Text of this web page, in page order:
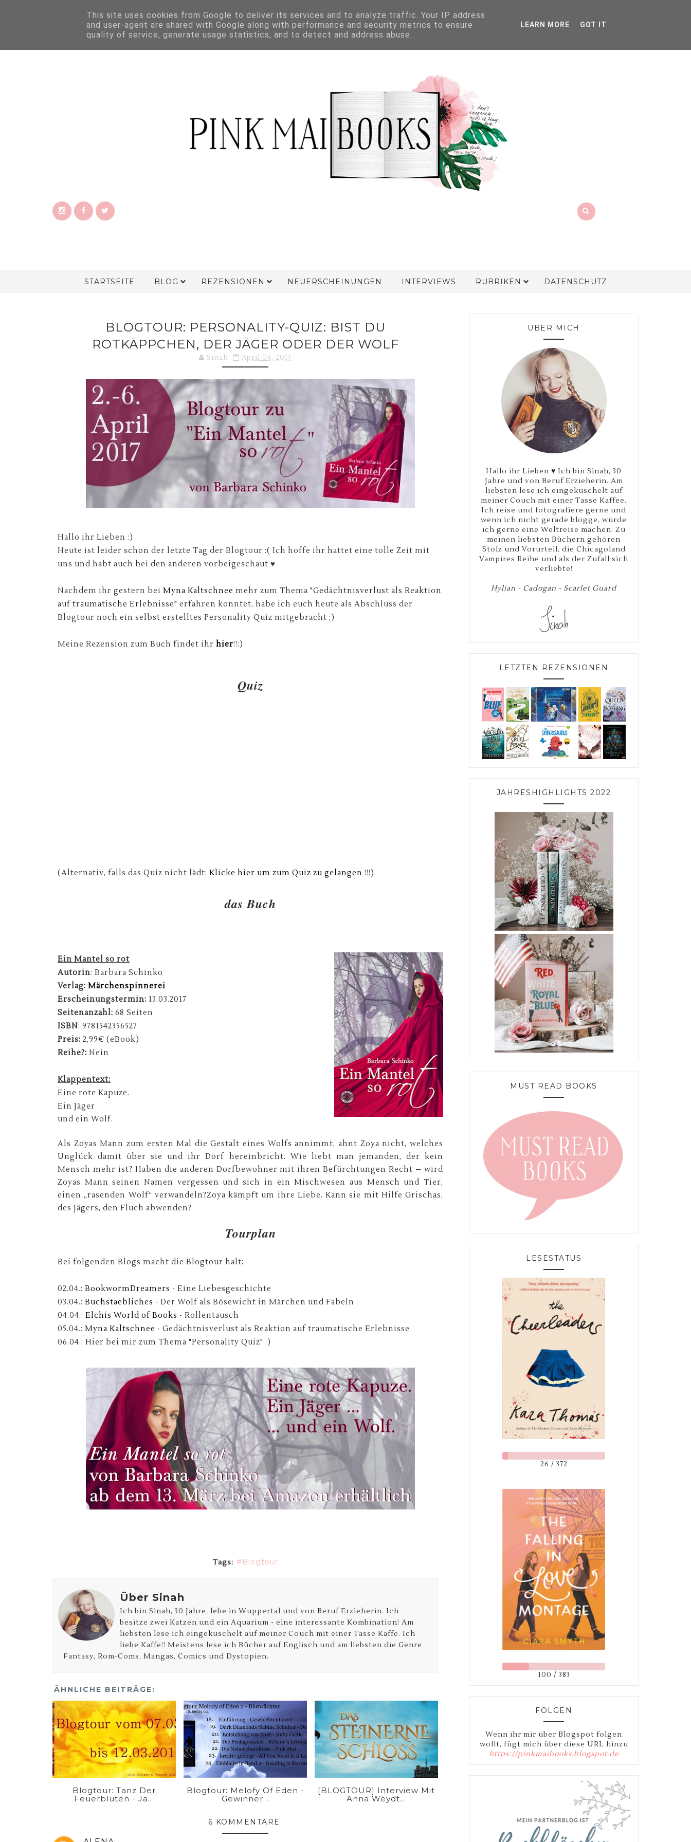
STARTSEITE BLOG REZENSIONEN NEUERSCHEINUNGEN INTERVIEWS RUBRIKEN DATENSCHUTZ
BLOGTOUR: PERSONALITY-QUIZ: BIST DU
ROTKÄPPCHEN, DER JÄGER ODER DER WOLF
Sinah April 06, 2017
Hallo ihr Lieben :)
Heute ist leider schon der letzte Tag der Blogtour :( Ich hoffe ihr hattet eine tolle Zeit mit
uns und habt auch bei den anderen vorbeigeschaut ♥
Nachdem ihr gestern bei Myna Kaltschnee mehr zum Thema "Gedächtnisverlust als Reaktion
auf traumatische Erlebnisse" erfahren konntet, habe ich euch heute als Abschluss der
Blogtour noch ein selbst erstelltes Personality Quiz mitgebracht ;)
Meine Rezension zum Buch findet ihr hier!!:)
Quiz
(Alternativ, falls das Quiz nicht lädt: Klicke hier um zum Quiz zu gelangen !!!)
das Buch
Ein Mantel so rot
Autorin: Barbara Schinko
Verlag: Märchenspinnerei
Erscheinungstermin: 13.03.2017
Seitenanzahl: 68 Seiten
ISBN: 9781542356527
Preis: 2,99€ (eBook)
Reihe?: Nein
Klappentext:
Eine rote Kapuze.
Ein Jäger
und ein Wolf.
Als Zoyas Mann zum ersten Mal die Gestalt eines Wolfs annimmt, ahnt Zoya nicht, welches
Unglück damit über sie und ihr Dorf hereinbricht. Wie liebt man jemanden, der kein
Mensch mehr ist? Haben die anderen Dorfbewohner mit ihren Befürchtungen Recht – wird
Zoyas Mann seinen Namen vergessen und sich in ein Mischwesen aus Mensch und Tier,
einen „rasenden Wolf“ verwandeln?Zoya kämpft um ihre Liebe. Kann sie mit Hilfe Grischas,
des Jägers, den Fluch abwenden?
Tourplan
Bei folgenden Blogs macht die Blogtour halt:
02.04.: BookwormDreamers - Eine Liebesgeschichte
03.04.: Buchstaebliches - Der Wolf als Bösewicht in Märchen und Fabeln
04.04.: Elchis World of Books - Rollentausch
05.04.: Myna Kaltschnee - Gedächtnisverlust als Reaktion auf traumatische Erlebnisse
06.04.: Hier bei mir zum Thema "Personality Quiz" :)
Tags: Blogtour
Über Sinah
Ich bin Sinah, 30 Jahre, lebe in Wuppertal und von Beruf Erzieherin. Ich
besitze zwei Katzen und ein Aquarium - eine interessante Kombination! Am
liebsten lese ich eingekuschelt auf meiner Couch mit einer Tasse Kaffe. Ich
liebe Kaffe!! Meistens lese ich Bücher auf Englisch und am liebsten die Genre
Fantasy, Rom-Coms, Mangas, Comics und Dystopien.
ÄHNLICHE BEITRÄGE:
Blogtour: Tanz Der
Feuerblüten - Ja...
Blogtour: Melofy Of Eden -
Gewinner...
[BLOGTOUR] Interview Mit
Anna Weydt...
6 KOMMENTARE:
ÜBER MICH
Hallo ihr Lieben ♥ Ich bin Sinah, 30
Jahre und von Beruf Erzieherin. Am
liebsten lese ich eingekuschelt auf
meiner Couch mit einer Tasse Kaffee.
Ich reise und fotografiere gerne und
wenn ich nicht gerade blogge, würde
ich gerne eine Weltreise machen. Zu
meinen liebsten Büchern gehören
Stolz und Vorurteil, die Chicagoland
Vampires Reihe und als der Zufall sich
verliebte!
Hylian - Cadogan - Scarlet Guard
LETZTEN REZENSIONEN
JAHRESHIGHLIGHTS 2022
MUST READ BOOKS
LESESTATUS
26 / 372
100 / 383
FOLGEN
Wenn ihr mir über Blogspot folgen
wollt, fügt mich über diese URL hinzu
https://pinkmaibooks.blogspot.de
This site uses cookies from Google to deliver its services and to analyze traffic. Your IP address
and user-agent are shared with Google along with performance and security metrics to ensure
quality of service, generate usage statistics, and to detect and address abuse.
LEARN MORE GOT IT